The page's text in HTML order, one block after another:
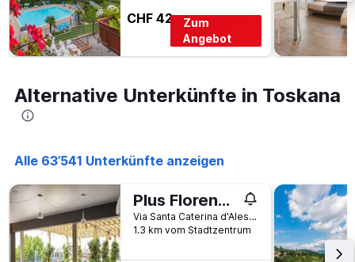
CHF 42
Zum
Angebot
Alternative Unterkünfte in Toskana
Alle 63’541 Unterkünfte anzeigen
Plus Florence - Hostel
Via Santa Caterina d'Alessandria, 15, Florenz, Toskana, Italien
1.3 km vom Stadtzentrum